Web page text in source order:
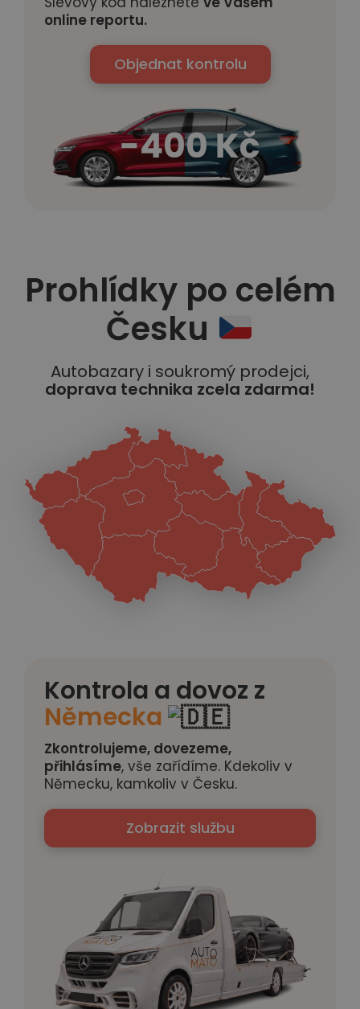
online reportu.
Objednat kontrolu
Prohlídky po celém
Česku
Autobazary i soukromý prodejci,
doprava technika zcela zdarma!
Kontrola a dovoz z
Německa
Zkontrolujeme, dovezeme,
přihlásíme, vše zařídíme. Kdekoliv v
Německu, kamkoliv v Česku.
Zobrazit službu